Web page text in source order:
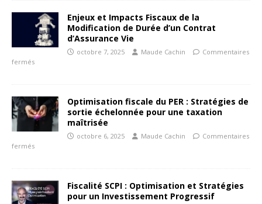
Enjeux et Impacts Fiscaux de la
Modification de Durée d’un Contrat
d’Assurance Vie
octobre 7, 2025 Maude Cachin
Commentaires
fermés
Optimisation fiscale du PER : Stratégies de
sortie échelonnée pour une taxation
maîtrisée
octobre 6, 2025 Maude Cachin
Commentaires
fermés
Fiscalité SCPI : Optimisation et Stratégies
pour un Investissement Progressif